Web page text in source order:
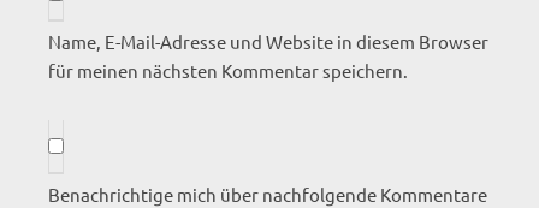
Name, E-Mail-Adresse und Website in diesem Browser
für meinen nächsten Kommentar speichern.
Benachrichtige mich über nachfolgende Kommentare